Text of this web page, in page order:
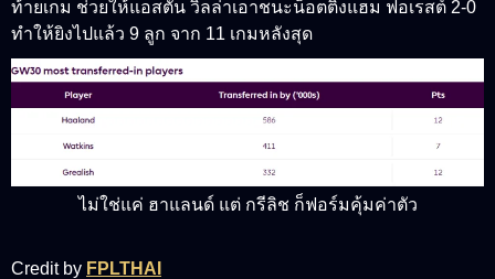
ท้ายเกม ช่วยให้แอสตัน วิลล่าเอาชนะน็อตติ้งแฮม ฟอเรสต์ 2-0
ทำให้ยิงไปแล้ว 9 ลูก จาก 11 เกมหลังสุด
ไม่ใช่แค่ ฮาแลนด์ แต่ กรีลิช ก็ฟอร์มคุ้มค่าตัว
Credit by FPLTHAI